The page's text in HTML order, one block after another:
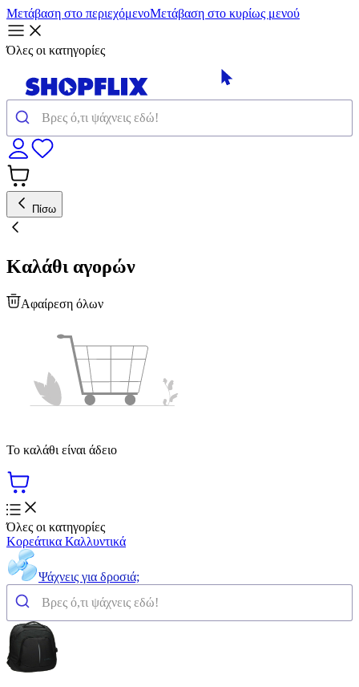
Μετάβαση στο περιεχόμενοΜετάβαση στο κυρίως μενού
Όλες οι κατηγορίες
Πίσω
Καλάθι αγορών
Αφαίρεση όλων
Το καλάθι είναι άδειο
Όλες οι κατηγορίες
Κορεάτικα Καλλυντικά
Ψάχνεις για δροσιά;